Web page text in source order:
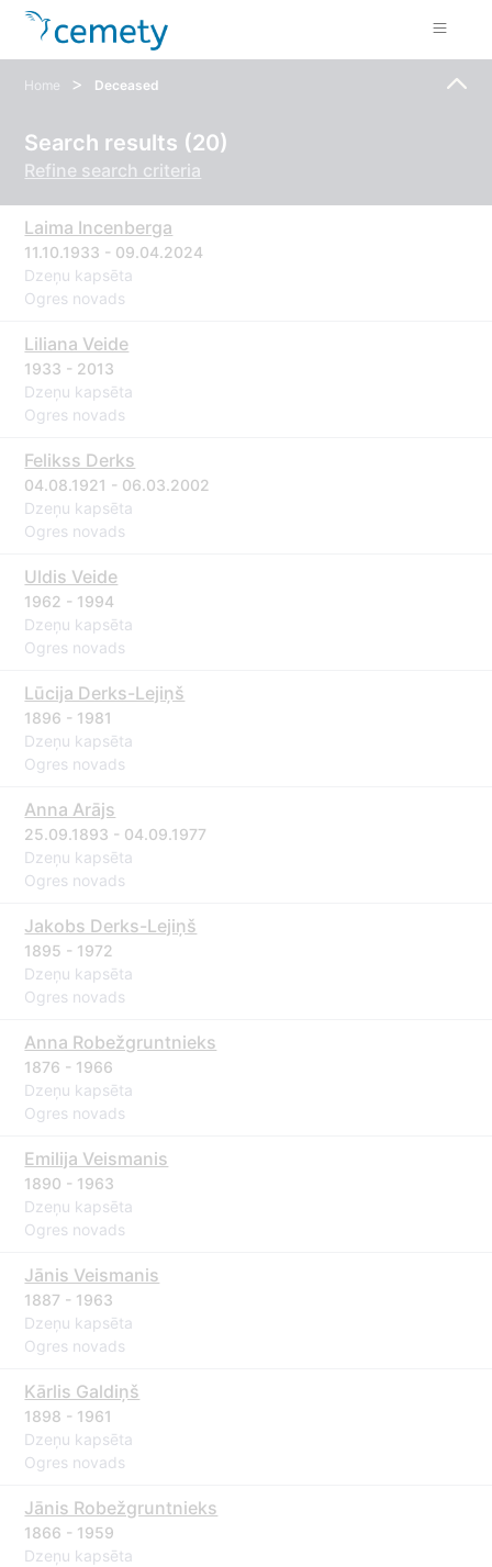
Home > Deceased
Search results (20)
Refine search criteria
Laima Incenberga
11.10.1933 - 09.04.2024
Dzeņu kapsēta
Ogres novads
Liliana Veide
1933 - 2013
Dzeņu kapsēta
Ogres novads
Felikss Derks
04.08.1921 - 06.03.2002
Dzeņu kapsēta
Ogres novads
Uldis Veide
1962 - 1994
Dzeņu kapsēta
Ogres novads
Lūcija Derks-Lejiņš
1896 - 1981
Dzeņu kapsēta
Ogres novads
Anna Arājs
25.09.1893 - 04.09.1977
Dzeņu kapsēta
Ogres novads
Jakobs Derks-Lejiņš
1895 - 1972
Dzeņu kapsēta
Ogres novads
Anna Robežgruntnieks
1876 - 1966
Dzeņu kapsēta
Ogres novads
Emilija Veismanis
1890 - 1963
Dzeņu kapsēta
Ogres novads
Jānis Veismanis
1887 - 1963
Dzeņu kapsēta
Ogres novads
Kārlis Galdiņš
1898 - 1961
Dzeņu kapsēta
Ogres novads
Jānis Robežgruntnieks
1866 - 1959
Dzeņu kapsēta